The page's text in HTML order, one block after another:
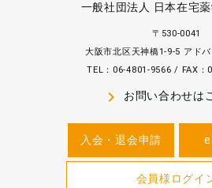
一般社団法人 日本在宅
〒530-0041
大阪市北区天神橋1-9-5 アド
TEL：06-4801-9566 / FAX：
navigate_next お問い合わせは
入会・退会申請
会員様ログイ